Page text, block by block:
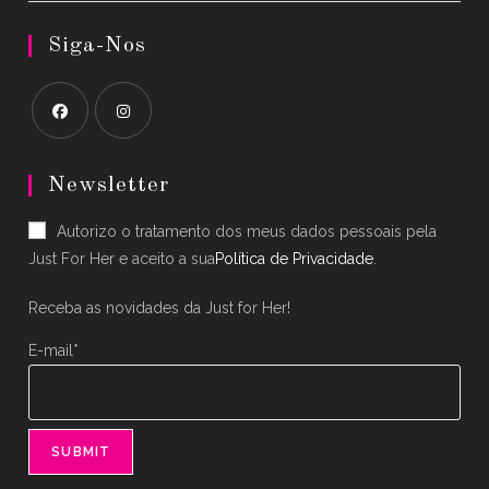
Siga-Nos
in
new
tab
in
new
tab
Newsletter
Autorizo o tratamento dos meus dados pessoais pela
Just For Her e aceito a suaPolítica de Privacidade
Receba as novidades da Just for Her!
E-mail*